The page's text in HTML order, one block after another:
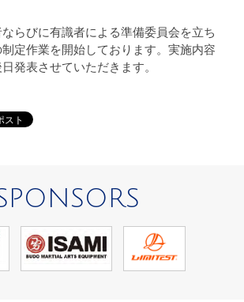
らびに有識者による準備委員会を立ち
定作業を開始しております。実施内容
発表させていただきます。